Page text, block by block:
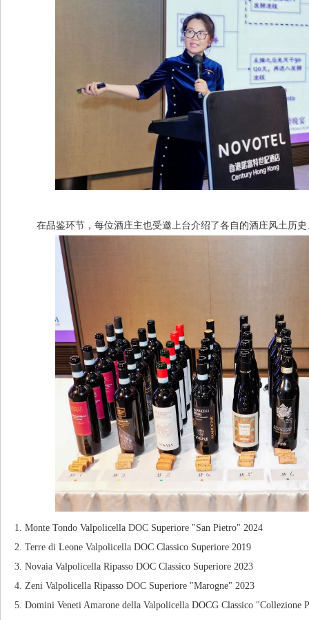
在品鉴环节，每位酒庄主也受邀上台介绍了各自的酒庄风土历史
1. Monte Tondo Valpolicella DOC Superiore "San Pietro" 2024
2. Terre di Leone Valpolicella DOC Classico Superiore 2019
3. Novaia Valpolicella Ripasso DOC Classico Superiore 2023
4. Zeni Valpolicella Ripasso DOC Superiore "Marogne" 2023
5. Domini Veneti Amarone della Valpolicella DOCG Classico "Collezione